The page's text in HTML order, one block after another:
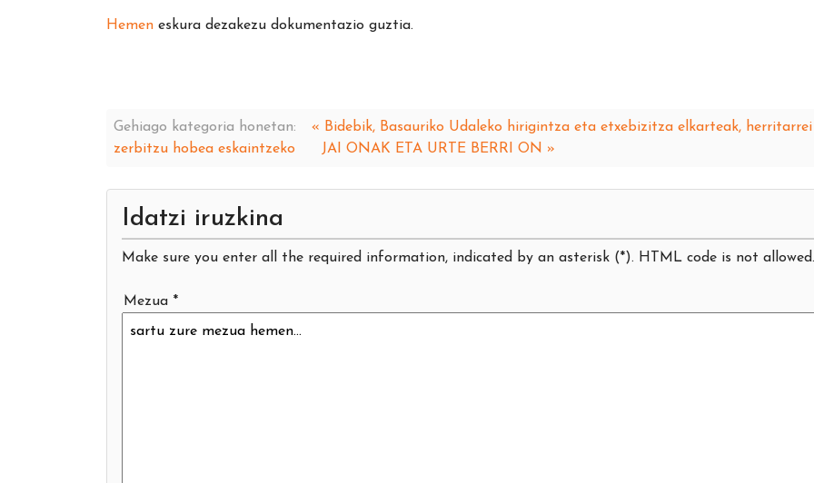
Hemen eskura dezakezu dokumentazio guztia.
Gehiago kategoria honetan:
« Bidebik, Basauriko Udaleko hirigintza eta etxebizitza elkarteak,
zerbitzu hobea eskaintzeko
JAI ONAK ETA URTE BERRI ON »
Idatzi iruzkina
Make sure you enter all the required information, indicated by an asterisk (*). HTML code is not allowed.
Mezua *